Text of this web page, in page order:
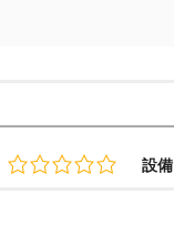
設備